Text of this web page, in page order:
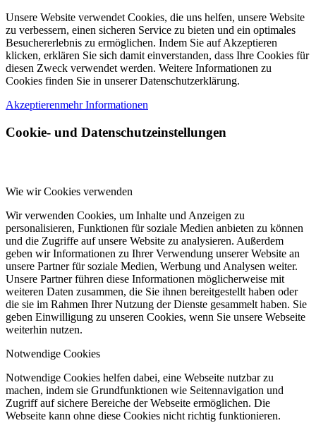
Unsere Website verwendet Cookies, die uns helfen, unsere Website
zu verbessern, einen sicheren Service zu bieten und ein optimales
Besuchererlebnis zu ermöglichen. Indem Sie auf Akzeptieren
klicken, erklären Sie sich damit einverstanden, dass Ihre Cookies für
diesen Zweck verwendet werden. Weitere Informationen zu
Cookies finden Sie in unserer Datenschutzerklärung.
Akzeptierenmehr Informationen
Cookie- und Datenschutzeinstellungen
Wie wir Cookies verwenden
Wir verwenden Cookies, um Inhalte und Anzeigen zu
personalisieren, Funktionen für soziale Medien anbieten zu können
und die Zugriffe auf unsere Website zu analysieren. Außerdem
geben wir Informationen zu Ihrer Verwendung unserer Website an
unsere Partner für soziale Medien, Werbung und Analysen weiter.
Unsere Partner führen diese Informationen möglicherweise mit
weiteren Daten zusammen, die Sie ihnen bereitgestellt haben oder
die sie im Rahmen Ihrer Nutzung der Dienste gesammelt haben. Sie
geben Einwilligung zu unseren Cookies, wenn Sie unsere Webseite
weiterhin nutzen.
Notwendige Cookies
Notwendige Cookies helfen dabei, eine Webseite nutzbar zu
machen, indem sie Grundfunktionen wie Seitennavigation und
Zugriff auf sichere Bereiche der Webseite ermöglichen. Die
Webseite kann ohne diese Cookies nicht richtig funktionieren.